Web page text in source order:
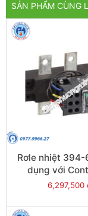
SẢN PHẨM CÙNG
Rơle nhiệt
dụng với
LC1E630 -6,297,500